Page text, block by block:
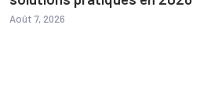
Août 7, 2026